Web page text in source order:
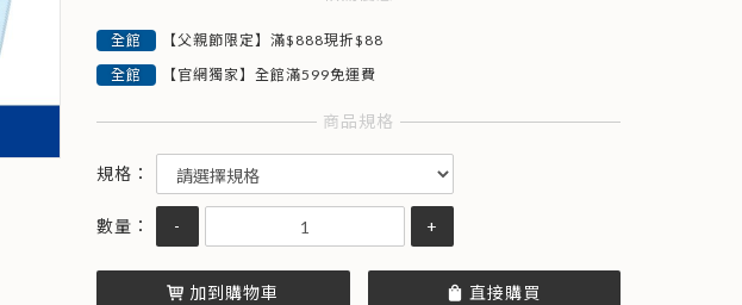
【父親節限定】滿$888現折$88
【官網獨家】全館滿599免運費
商品規格
- +
加到購物車 直接購買